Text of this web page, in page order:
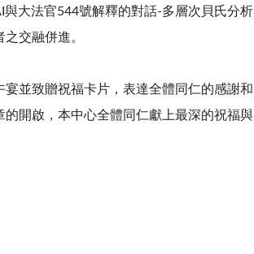
與大法官544號解釋的對話-多層次貝氏分析
交融併進。
並致贈祝福卡片，表達全體同仁的感謝和
開啟，本中心全體同仁獻上最深的祝福與